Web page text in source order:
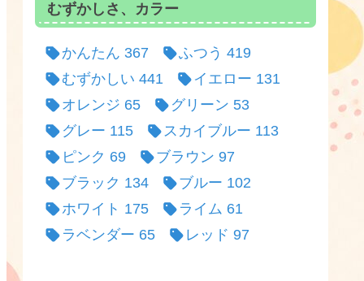
むずかしさ、カラー
かんたん 367 ふつう 419
むずかしい 441 イエロー 131
オレンジ 65 グリーン 53
グレー 115 スカイブルー 113
ピンク 69 ブラウン 97
ブラック 134 ブルー 102
ホワイト 175 ライム 61
ラベンダー 65 レッド 97